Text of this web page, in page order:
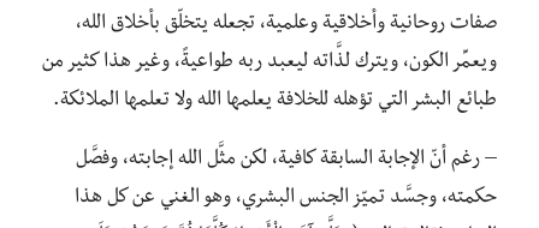
صفات روحانية وأخلاقية وعلمية، تجعله يتخلّق بأخلاق الله،
ويعمِّر الكون، ويترك لذَّاته ليعبد ربه طواعيةً، وغير هذا كثير من
طبائع البشر التي تؤهله للخلافة يعلمها الله ولا تعلمها الملائكة.
– رغم أنّ الإجابة السابقة كافية، لكن مثَّل الله إجابته، وفصَّل
حكمته، وجسَّد تميّز الجنس البشري، وهو الغني عن كل هذا